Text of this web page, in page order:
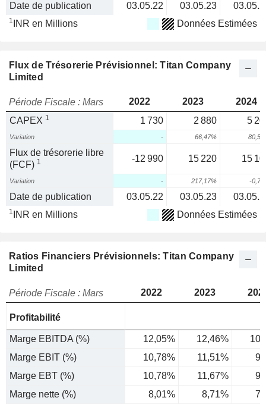
Date de publication 03.05.22 03.05.23
1 INR en Millions Données Estimées
Flux de Trésorerie Prévisionnel: Titan Company
Limited
Période Fiscale : Mars 2022 2023
2024
CAPEX 1 1 730 2 880 5
Variation - 66,47%
Flux de trésorerie libre
(FCF) 1 -12 990 15 220 15
Variation - 217,17% -
Date de publication 03.05.22 03.05.23
1 INR en Millions Données Estimées
Ratios Financiers Prévisionnels: Titan Company
Limited
Période Fiscale : Mars 2022 2023
Profitabilité
Marge EBITDA (%) 12,05% 12,46%
Marge EBIT (%)
10,78% 11,51%
Marge EBT (%)
10,78% 11,67%
Marge nette (%)
8,01% 8,71%